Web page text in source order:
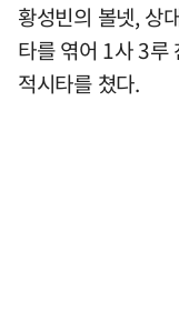
황성빈의 볼넷, 상
타를 엮어 1사 3루
적시타를 쳤다.